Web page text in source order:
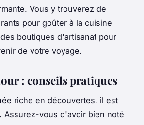
Vous y trouverez de
pour goûter à la cuisine
boutiques d'artisanat pour
de votre voyage.
: conseils pratiques
riche en découvertes, il est
Assurez-vous d'avoir bien noté